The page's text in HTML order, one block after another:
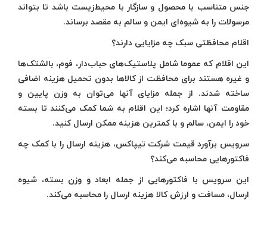
جنس متناسب با محصول و سازگار با محیط‌زیست باشد تا بتواند
مرسولات را به شیوه‌ای ایمن و سالم به مقصد برساند.
اقلام محافظتی سبک چه مزایایی دارند؟
این اقلام که عموما شامل پلاستیک‌های حباب‌دار، فوم، بالشتک‌ها
و غیره هستند برای محافظت از کالاها بدون تحمیل هزینه اضافی
ساخته شدند. از جمله مزایای آنها می‌توان به وزن پایین و
مقاومت آنها اشاره کرد؛ این اقلام به شما کمک می‌کنند تا بسته
خود را ایمن، سالم و با کمترین هزینه ممکن ارسال کنید.
سرویس برآورد قیمت شرکت تیپاکس، هزینه ارسال را با کمک چه
فاکتورهایی محاسبه می‌کند؟
این سرویس با فاکتورهایی از جمله ابعاد و وزن بسته، شیوه
ارسال، مسافت و ارزش کالا هزینه ارسال را محاسبه می‌کند.